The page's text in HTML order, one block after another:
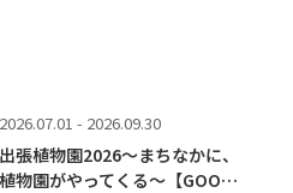
2026.07.01 - 2026.09.30
出張植物園2026～まちなかに、
植物園がやってくる～【GOO…